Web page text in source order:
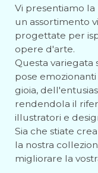
Vi presentiamo la
un assortimento
progettate per
opere d'arte.
Questa variegata
pose
gioia,
rendendola il
illustratori e
Sia che stiate
la nostra
migliorare la